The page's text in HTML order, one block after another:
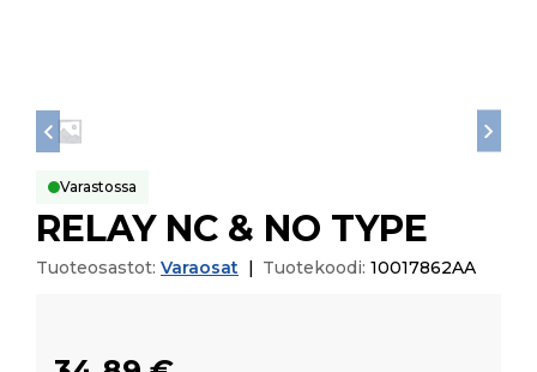
Varastossa
RELAY NC & NO TYPE
Tuoteosastot: Varaosat Tuotekoodi: 10017862AA